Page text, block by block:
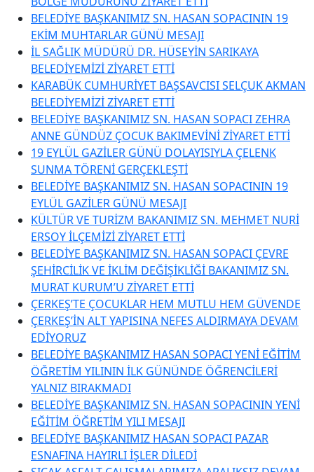
BELEDİYE BAŞKANIMIZ SN. HASAN SOPACININ 19
EKİM MUHTARLAR GÜNÜ MESAJI
İL SAĞLIK MÜDÜRÜ DR. HÜSEYİN SARIKAYA
BELEDİYEMİZİ ZİYARET ETTİ
KARABÜK CUMHURİYET BAŞSAVCISI SELÇUK AKMAN
BELEDİYEMİZİ ZİYARET ETTİ
BELEDİYE BAŞKANIMIZ SN. HASAN SOPACI ZEHRA
ANNE GÜNDÜZ ÇOCUK BAKIMEVİNİ ZİYARET ETTİ
19 EYLÜL GAZİLER GÜNÜ DOLAYISIYLA ÇELENK
SUNMA TÖRENİ GERÇEKLEŞTİ
BELEDİYE BAŞKANIMIZ SN. HASAN SOPACININ 19
EYLÜL GAZİLER GÜNÜ MESAJI
KÜLTÜR VE TURİZM BAKANIMIZ SN. MEHMET NURİ
ERSOY İLÇEMİZİ ZİYARET ETTİ
BELEDİYE BAŞKANIMIZ SN. HASAN SOPACI ÇEVRE
ŞEHİRCİLİK VE İKLİM DEĞİŞİKLİĞİ BAKANIMIZ SN.
MURAT KURUM’U ZİYARET ETTİ
ÇERKEŞ’TE ÇOCUKLAR HEM MUTLU HEM GÜVENDE
ÇERKEŞ’İN ALT YAPISINA NEFES ALDIRMAYA DEVAM
EDİYORUZ
BELEDİYE BAŞKANIMIZ HASAN SOPACI YENİ EĞİTİM
ÖĞRETİM YILININ İLK GÜNÜNDE ÖĞRENCİLERİ
YALNIZ BIRAKMADI
BELEDİYE BAŞKANIMIZ SN. HASAN SOPACININ YENİ
EĞİTİM ÖĞRETİM YILI MESAJI
BELEDİYE BAŞKANIMIZ HASAN SOPACI PAZAR
ESNAFINA HAYIRLI İŞLER DİLEDİ